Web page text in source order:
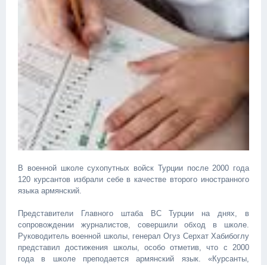
В военной школе сухопутных войск Турции после 2000 года
120 курсантов избрали себе в качестве второго иностранного
языка армянский.
Представители Главного штаба ВС Турции на днях, в
сопровождении журналистов, совершили обход в школе.
Руководитель военной школы, генерал Огуз Серхат Хабибоглу
представил достижения школы, особо отметив, что с 2000
года в школе преподается армянский язык. «Курсанты,